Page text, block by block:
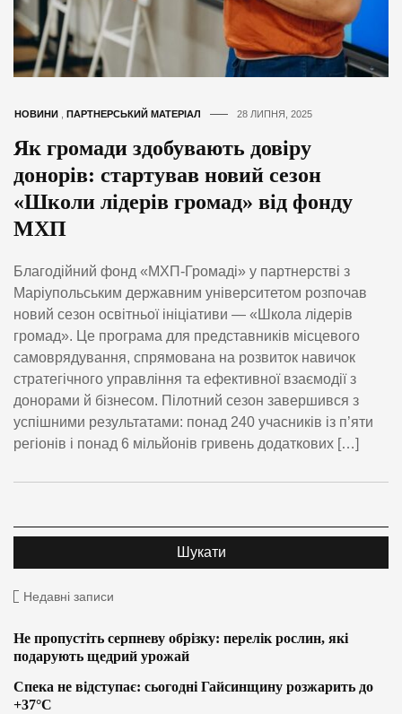
НОВИНИ ПАРТНЕРСЬКИЙ МАТЕРІАЛ 28 ЛИПНЯ, 2025
Як громади здобувають довіру
донорів: стартував новий сезон
«Школи лідерів громад» від фонду
МХП
Благодійний фонд «МХП-Громаді» у партнерстві з
Маріупольським державним університетом розпочав
новий сезон освітньої ініціативи — «Школа лідерів
громад». Це програма для представників місцевого
самоврядування, спрямована на розвиток навичок
стратегічного управління та ефективної взаємодії з
донорами й бізнесом. Пілотний сезон завершився з
успішними результатами: понад 240 учасників із п’яти
регіонів і понад 6 мільйонів гривень додаткових […]
Недавні записи
Не пропустіть серпневу обрізку: перелік рослин, які
подарують щедрий урожай
Спека не відступає: сьогодні Гайсинщину розжарить до
+37°C